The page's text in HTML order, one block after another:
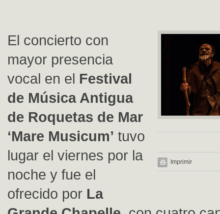
Imprimir
El concierto con
mayor presencia
vocal en el Festival
de Música Antigua
de Roquetas de Mar
‘Mare Musicum’ tuvo
lugar el viernes por la
noche y fue el
ofrecido por La